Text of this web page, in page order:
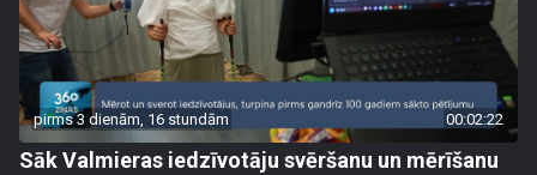
pirms 3 dienām, 16 stundām 00:02:22
Sāk Valmieras iedzīvotāju svēršanu un mērīšanu